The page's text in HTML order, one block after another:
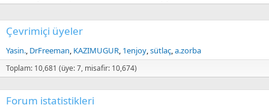
Çevrimiçi üyeler
Yasin. DrFreeman KAZIMUGUR 1enjoy sütlaç a.zorba
Toplam: 10,681 (üye: 7, misafir: 10,674)
Forum istatistikleri